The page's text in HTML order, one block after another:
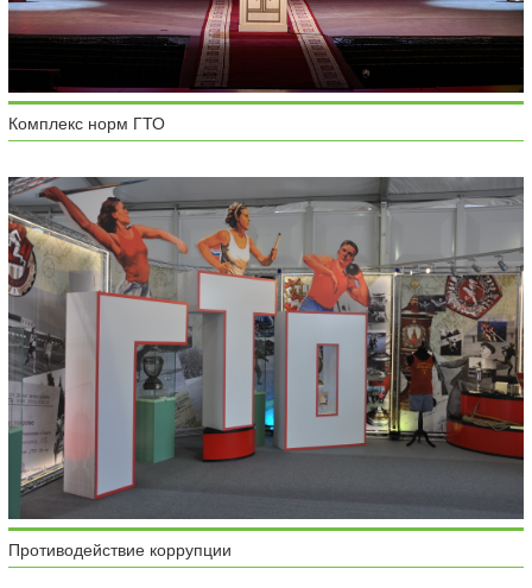
Комплекс норм ГТО
Противодействие коррупции